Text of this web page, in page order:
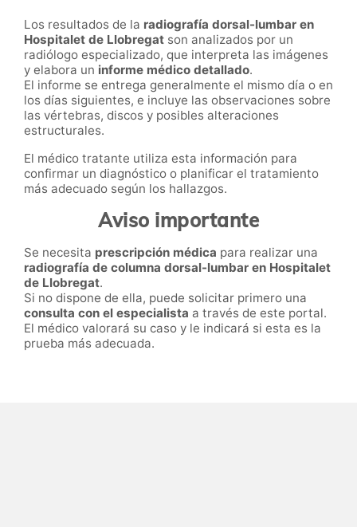
Los resultados de la radiografía dorsal-lumbar en
Hospitalet de Llobregat son analizados por un
radiólogo especializado, que interpreta las imágenes
y elabora un informe médico detallado.
El informe se entrega generalmente el mismo día o en
los días siguientes, e incluye las observaciones sobre
las vértebras, discos y posibles alteraciones
estructurales.
El médico tratante utiliza esta información para
confirmar un diagnóstico o planificar el tratamiento
más adecuado según los hallazgos.
Aviso importante
Se necesita prescripción médica para realizar una
radiografía de columna dorsal-lumbar en Hospitalet
de Llobregat.
Si no dispone de ella, puede solicitar primero una
consulta con el especialista a través de este portal.
El médico valorará su caso y le indicará si esta es la
prueba más adecuada.